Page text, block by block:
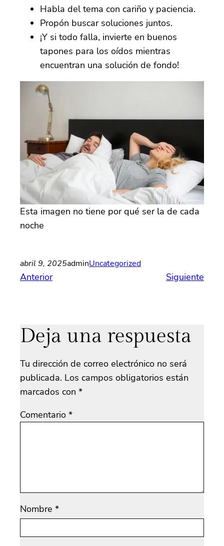
Habla del tema con cariño y paciencia.
Propón buscar soluciones juntos.
¡Y si todo falla, invierte en buenos
tapones para los oídos mientras
encuentran una solución de fondo!
Esta imagen no tiene por qué ser la de cada
noche
abril 9, 2025adminUncategorized
Anterior Siguiente
Deja una respuesta
Tu dirección de correo electrónico no será
publicada. Los campos obligatorios están
marcados con *
Comentario *
Nombre *